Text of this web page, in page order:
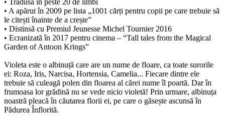
• A apărut în 2009 pe lista „1001 cărți pentru copii pe care trebuie să
le citești înainte de a crește”
• Distinsă cu Premiul Jeunesse Michel Tournier 2016
• Ecranizată în 2017 pentru cinema – “Tall tales from the Magical
Garden of Antoon Krings”
Violeta este o albinuță care are un nume de floare, ca toate surorile
ei: Roza, Iris, Narcisa, Hortensia, Camelia... Fiecare dintre ele
trebuie să culeagă polen din floarea al cărei nume îl poartă. Dar în
frumoasa lor grădină nu se vede nicio violetă! Prin urmare, albinuța
noastră pleacă în căutarea florii ei, pe care o găsește ascunsă în
Pădurea Înflorită.